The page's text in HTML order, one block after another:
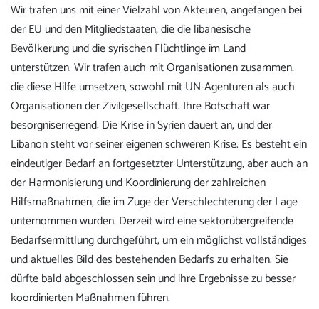
Wir trafen uns mit einer Vielzahl von Akteuren, angefangen bei
der EU und den Mitgliedstaaten, die die libanesische
Bevölkerung und die syrischen Flüchtlinge im Land
unterstützen. Wir trafen auch mit Organisationen zusammen,
die diese Hilfe umsetzen, sowohl mit UN-Agenturen als auch
Organisationen der Zivilgesellschaft. Ihre Botschaft war
besorgniserregend: Die Krise in Syrien dauert an, und der
Libanon steht vor seiner eigenen schweren Krise. Es besteht ein
eindeutiger Bedarf an fortgesetzter Unterstützung, aber auch an
der Harmonisierung und Koordinierung der zahlreichen
Hilfsmaßnahmen, die im Zuge der Verschlechterung der Lage
unternommen wurden. Derzeit wird eine sektorübergreifende
Bedarfsermittlung durchgeführt, um ein möglichst vollständiges
und aktuelles Bild des bestehenden Bedarfs zu erhalten. Sie
dürfte bald abgeschlossen sein und ihre Ergebnisse zu besser
koordinierten Maßnahmen führen.